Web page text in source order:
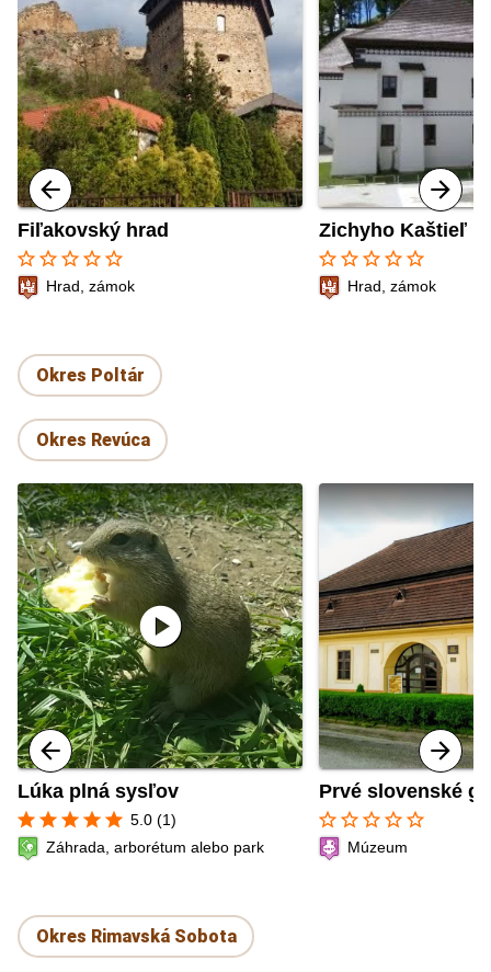
Fiľakovský hrad
star_border star_border star_border star_border star_border
Hrad, zámok
Zichyho Kaštieľ
star_border star_border star_border star_border star_border
Hrad, zámok
Okres Poltár
Okres Revúca
play_circle
Lúka plná sysľov
star star star star star 5.0 (1)
Záhrada, arborétum alebo park
Prvé slovenské
star_border star_border star_border star_border star_border
Múzeum
Okres Rimavská Sobota